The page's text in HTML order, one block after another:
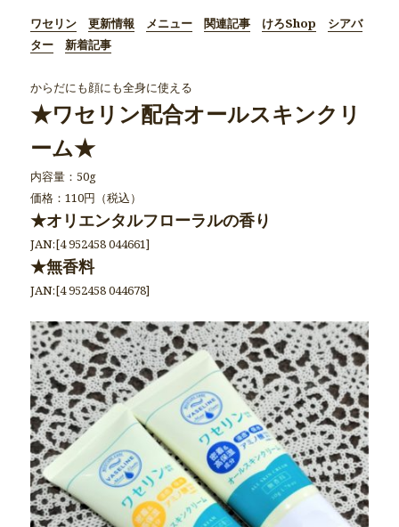
ワセリン 更新情報 メニュー 関連記事 けろShop
シアバ
ター
新着記事
からだにも顔にも全身に使える
★ワセリン配合オールスキンクリ
ーム★
内容量：50g
価格：110円（税込）
★オリエンタルフローラルの香り
JAN:[4 952458 044661]
★無香料
JAN:[4 952458 044678]